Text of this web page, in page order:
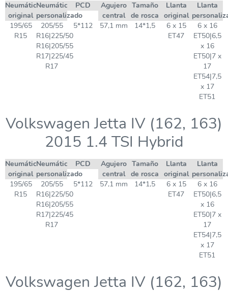
Neumático
original
Neumático
personalizado
PCD
Agujero
central
Tamaño
de rosca
Llanta
original
Llanta
195/65
R15
205/55
R16|225/50
R16|205/55
R17|225/45
R17
5*112 57,1 mm 14*1,5
6 x 15
ET47
6 x 16
ET50|6,5
x 16
ET50|7 x
17
ET54|7,5
x 17
ET51
Volkswagen Jetta IV (162, 163)
2015 1.4 TSI Hybrid
Neumático
original
Neumático
personalizado
PCD
Agujero
central
Tamaño
de rosca
Llanta
original
Llanta
195/65
R15
205/55
R16|225/50
R16|205/55
R17|225/45
R17
5*112 57,1 mm 14*1,5
6 x 15
ET47
6 x 16
ET50|6,5
x 16
ET50|7 x
17
ET54|7,5
x 17
ET51
Volkswagen Jetta IV (162, 163)